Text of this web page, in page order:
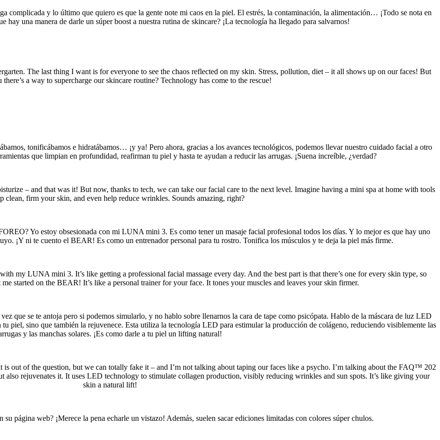
complicada y lo último que quiero es que la gente note mi caos en la piel. El estrés, la contaminación, la alimentación… ¡Todo se nota en
hay una manera de darle un súper boost a nuestra rutina de skincare? ¡La tecnología ha llegado para salvarnos!
The last thing I want is for everyone to see the chaos reflected on my skin. Stress, pollution, diet – it all shows up on our faces! But
a way to supercharge our skincare routine? Technology has come to the rescue!
tonificábamos e hidratábamos… ¡y ya! Pero ahora, gracias a los avances tecnológicos, podemos llevar nuestro cuidado facial a otro
que limpian en profundidad, reafirman tu piel y hasta te ayudan a reducir las arrugas. ¡Suena increíble, ¿verdad?
– and that was it! But now, thanks to tech, we can take our facial care to the next level. Imagine having a mini spa at home with tools
clean, firm your skin, and even help reduce wrinkles. Sounds amazing, right?
Yo estoy obsesionada con mi LUNA mini 3. Es como tener un masaje facial profesional todos los días. Y lo mejor es que hay uno
¡Y ni te cuento el BEAR! Es como un entrenador personal para tu rostro. Tonifica los músculos y te deja la piel más firme.
with my LUNA mini 3. It’s like getting a professional facial massage every day. And the best part is that there’s one for every skin type, so
started on the BEAR! It’s like a personal trainer for your face. It tones your muscles and leaves your skin firmer.
que se te antoja pero si podemos simularlo, y no hablo sobre llenarnos la cara de tape como psicópata. Hablo de la máscara de luz LED
piel, sino que también la rejuvenece. Esta utiliza la tecnología LED para estimular la producción de colágeno, reduciendo visiblemente las
y las manchas solares. ¡Es como darle a tu piel un lifting natural!
out of the question, but we can totally fake it – and I’m not talking about taping our faces like a psycho. I’m talking about the FAQ™ 202
rejuvenates it. It uses LED technology to stimulate collagen production, visibly reducing wrinkles and sun spots. It’s like giving your
skin a natural lift!
su página web? ¡Merece la pena echarle un vistazo! Además, suelen sacar ediciones limitadas con colores súper chulos.